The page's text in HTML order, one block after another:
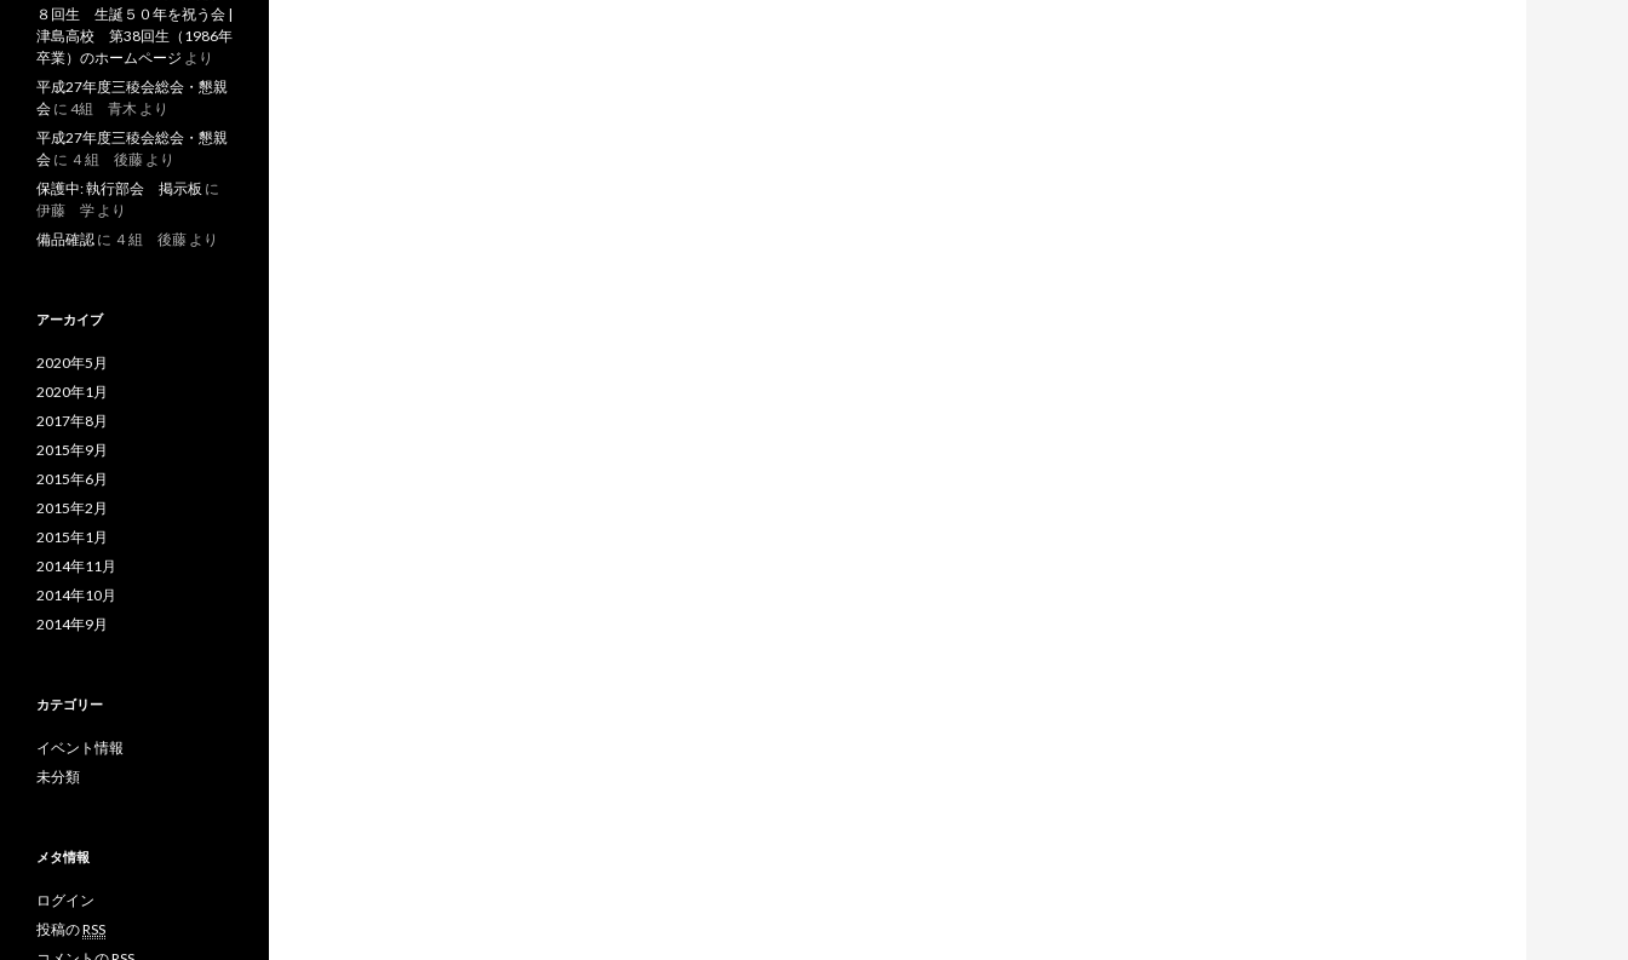
８回生 生誕５０年を祝う会 |
津島高校 第38回生（1986年
卒業）のホームページ より
平成27年度三稜会総会・懇親
会 に 4組 青木 より
平成27年度三稜会総会・懇親
会 に ４組 後藤 より
保護中: 執行部会 掲示板 に
伊藤 学 より
備品確認 に ４組 後藤 より
アーカイブ
2020年5月
2020年1月
2017年8月
2015年9月
2015年6月
2015年2月
2015年1月
2014年11月
2014年10月
2014年9月
カテゴリー
イベント情報
未分類
メタ情報
ログイン
投稿のRSS